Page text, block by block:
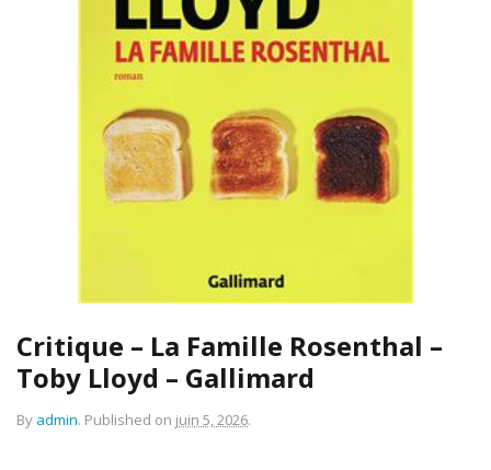
Critique – La Famille Rosenthal –
Toby Lloyd – Gallimard
By admin. Published on juin 5, 2026.